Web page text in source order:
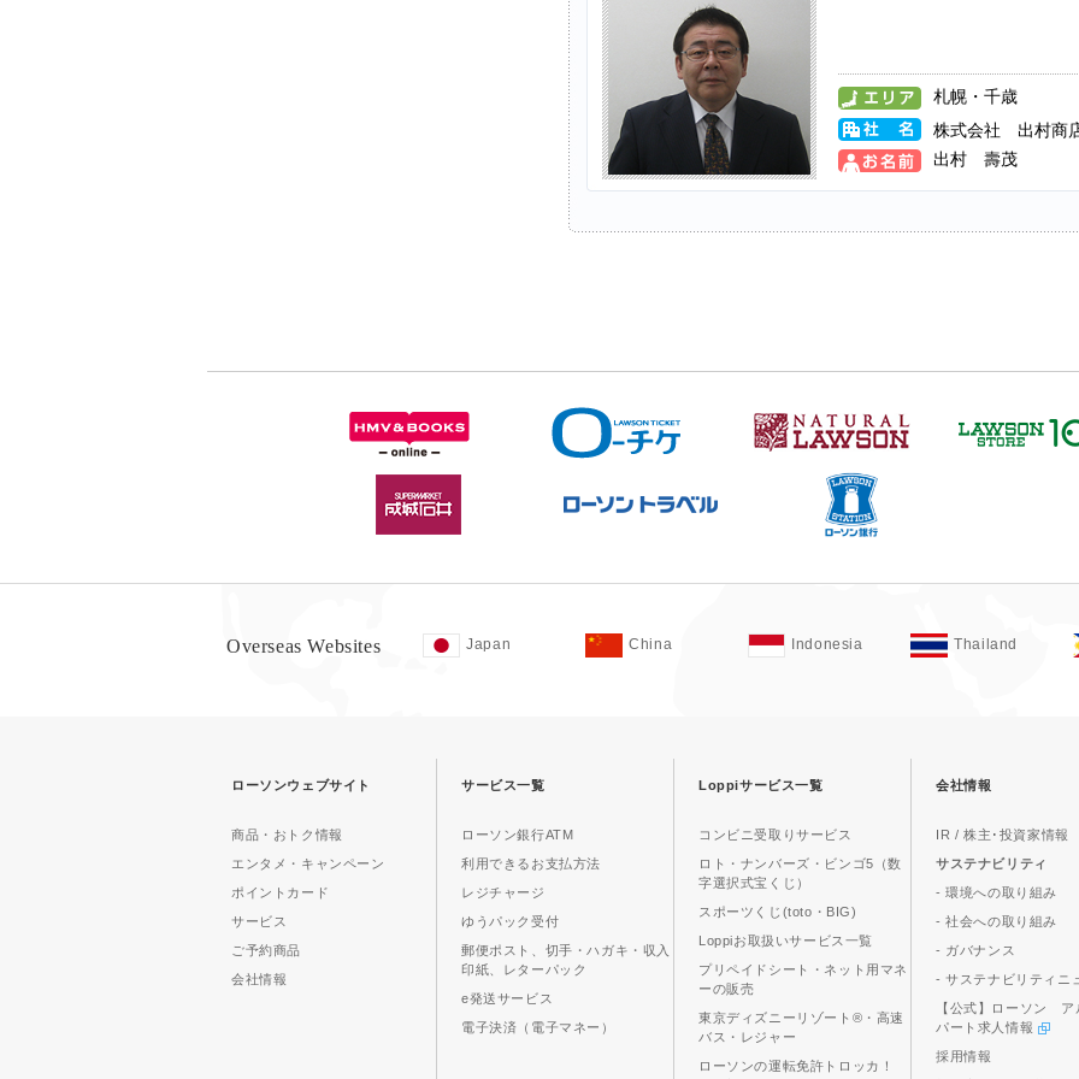
札幌・千歳
株式会社 出村商
出村 壽茂
Overseas Websites Japan China Indonesia Thailand
ローソンウェブサイト
商品・おトク情報
エンタメ・キャンペーン
ポイントカード
サービス
ご予約商品
会社情報
サービス一覧
ローソン銀行ATM
利用できるお支払方法
レジチャージ
ゆうパック受付
郵便ポスト、切手・ハガキ・収入
印紙、レターパック
e発送サービス
電子決済（電子マネー）
Loppiサービス一覧
コンビニ受取りサービス
ロト・ナンバーズ・ビンゴ5（数
字選択式宝くじ）
スポーツくじ(toto・BIG)
Loppiお取扱いサービス一覧
プリペイドシート・ネット用マネ
ーの販売
東京ディズニーリゾート®・高速
バス・レジャー
ローソンの運転免許トロッカ！
会社情報
IR / 株主･投資家情報
サステナビリティ
- 環境への取り組み
- 社会への取り組み
- ガバナンス
- サステナビリティニ
【公式】ローソン ア
パート求人情報
採用情報